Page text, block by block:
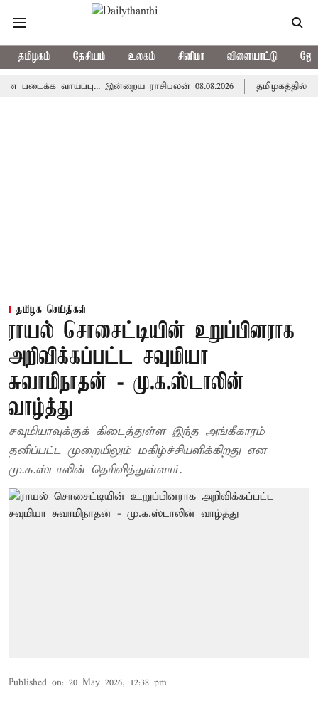
தமிழகம் தேசியம் உலகம் சினிமா விளையாட்டு
வாய்ப்பு... இன்றைய ராசிபலன் 08.08.2026 தமிழகத்தில் இன்று
தமிழக செய்திகள்
ராயல் சொசைட்டியின் உறுப்பினராக
அறிவிக்கப்பட்ட சவுமியா
சுவாமிநாதன் - மு.க.ஸ்டாலின்
வாழ்த்து
சவுமியாவுக்குக் கிடைத்துள்ள இந்த அங்கீகாரம்
தனிப்பட்ட முறையிலும் மகிழ்ச்சியளிக்கிறது என
மு.க.ஸ்டாலின் தெரிவித்துள்ளார்.
Published on: 20 May 2026, 12:38 pm